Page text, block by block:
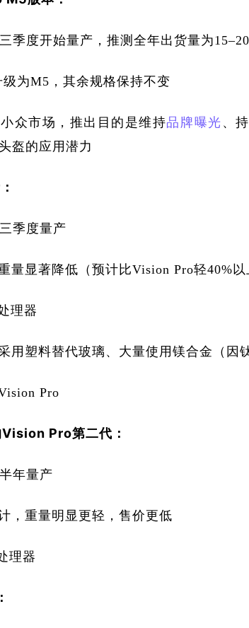
季度开始量产，推测全年出货量为
级为M5，其余规格保持不变
众市场，推出目的是维持品牌曝光 、
盔的应用潜力
季度量产
量显著降低（预计比Vision Pro轻40%以
理器
用塑料替代玻璃、大量使用镁合金（因
Pro
Vision Pro第二代：
年量产
，重量明显更轻，售价更低
理器